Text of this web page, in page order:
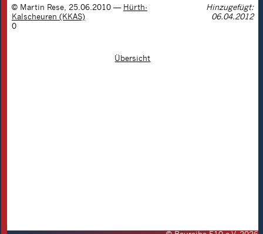
© Martin Rese 25.06.2010 — Hürth-
Kalscheuren (KKAS)
Hinzugefügt:
06.04.2012
0
Übersicht